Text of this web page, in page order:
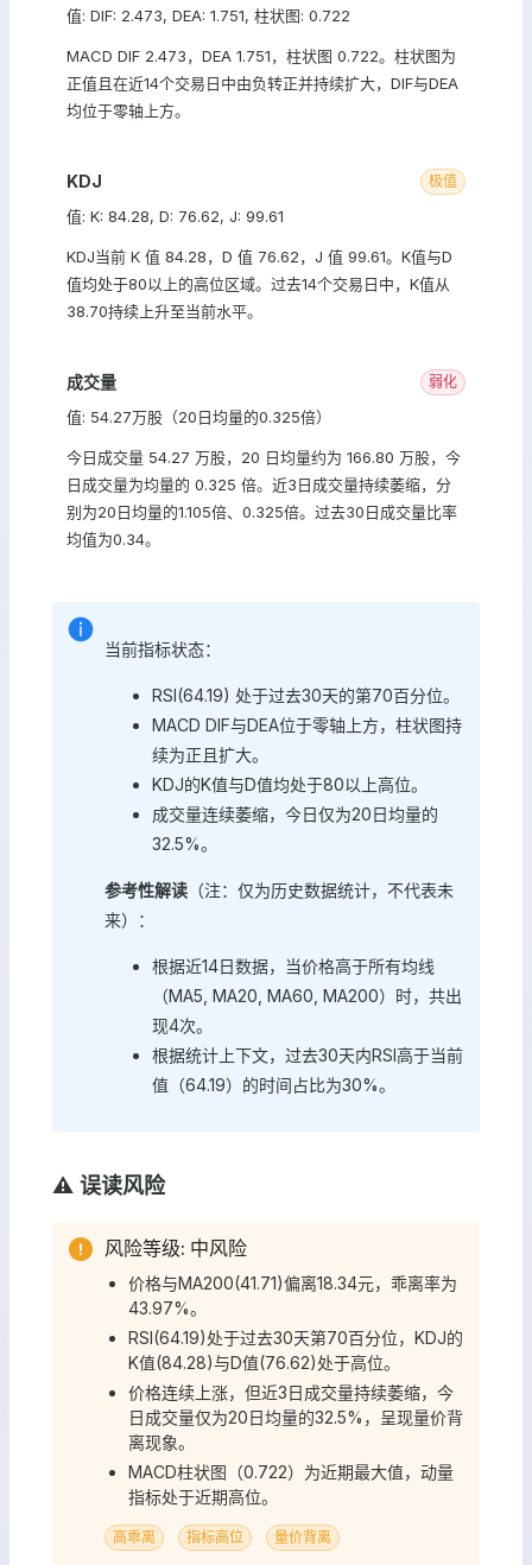
值: DIF: 2.473, DEA: 1.751, 柱状图: 0.722
MACD DIF 2.473，DEA 1.751，柱状图 0.722。柱状图为
正值且在近14个交易日中由负转正并持续扩大，DIF与DEA
均位于零轴上方。
KDJ 极值
值: K: 84.28, D: 76.62, J: 99.61
KDJ当前 K 值 84.28，D 值 76.62，J 值 99.61。K值与D
值均处于80以上的高位区域。过去14个交易日中，K值从
38.70持续上升至当前水平。
成交量 弱化
值: 54.27万股（20日均量的0.325倍）
今日成交量 54.27 万股，20 日均量约为 166.80 万股，今
日成交量为均量的 0.325 倍。近3日成交量持续萎缩，分
别为20日均量的1.105倍、0.325倍。过去30日成交量比率
均值为0.34。
当前指标状态：
RSI(64.19) 处于过去30天的第70百分位。
MACD DIF与DEA位于零轴上方，柱状图持
续为正且扩大。
KDJ的K值与D值均处于80以上高位。
成交量连续萎缩，今日仅为20日均量的
32.5%。
参考性解读 （注：仅为历史数据统计，不代表未
来）：
根据近14日数据，当价格高于所有均线
（MA5, MA20, MA60, MA200）时，共出
现4次。
根据统计上下文，过去30天内RSI高于当前
值（64.19）的时间占比为30%。
⚠️ 误读风险
风险等级: 中风险
价格与MA200(41.71)偏离18.34元，乖离率为
43.97%。
RSI(64.19)处于过去30天第70百分位，KDJ的
K值(84.28)与D值(76.62)处于高位。
价格连续上涨，但近3日成交量持续萎缩，今
日成交量仅为20日均量的32.5%，呈现量价背
离现象。
MACD柱状图（0.722）为近期最大值，动量
指标处于近期高位。
高乖离 指标高位 量价背离